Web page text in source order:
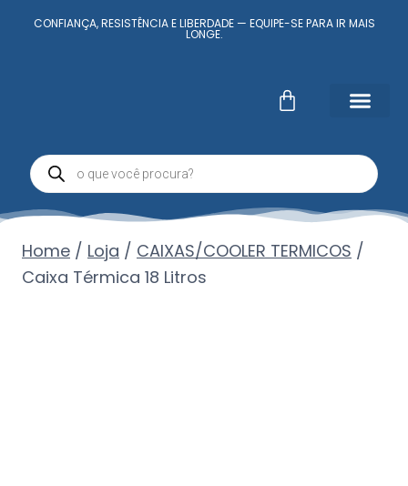
CONFIANÇA, RESISTÊNCIA E LIBERDADE — EQUIPE-SE PARA IR MAIS
LONGE.
Home / Loja / CAIXAS/COOLER TERMICOS /
Caixa Térmica 18 Litros